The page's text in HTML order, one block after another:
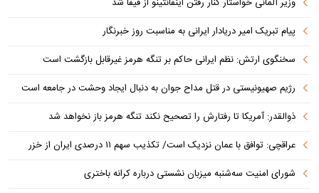
پیام تبریک امیر دریادار ایرانی به مناسبت روز خبرنگار
سخنگوی ارتش: نظم ایرانی حاکم بر تنگه هرمز غیرقابل بازگشت است
رژیم صهیونیستی در قتل مداح جوان به دنبال ایجاد وحشت در جامعه است
ذوالقدر: آمریکا تا رفتارش را تصحیح نکند تنگه هرمز باز نخواهد شد
عراقچی: توافق با عمان نزدیک است/ تکذیب سهم ۱۱ درصدی ایران از خزر
شورای امنیت سه‌شنبه میزبان نشستی درباره کرانه باختری